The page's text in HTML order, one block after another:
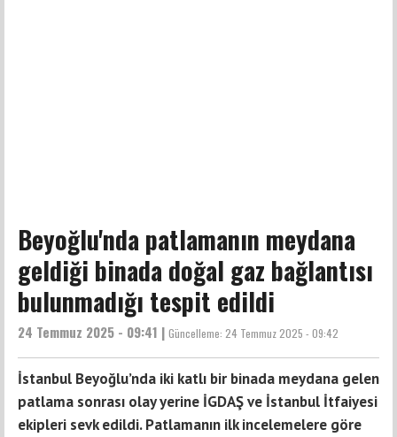
Beyoğlu'nda patlamanın meydana
geldiği binada doğal gaz bağlantısı
bulunmadığı tespit edildi
24 Temmuz 2025 - 09:41 | Güncelleme: 24 Temmuz 2025 - 09:42
İstanbul Beyoğlu’nda iki katlı bir binada meydana gelen
patlama sonrası olay yerine İGDAŞ ve İstanbul İtfaiyesi
ekipleri sevk edildi. Patlamanın ilk incelemelere göre